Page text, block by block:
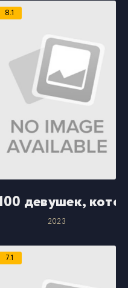
8.1
девушек,
2023
7.1